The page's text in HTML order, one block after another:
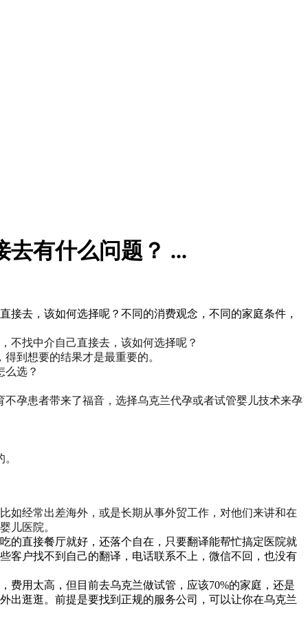
有什么问题？ ...
去，该如何选择呢？不同的消费观念，不同的家庭条件，
不找中介自己直接去，该如何选择呢？
到想要的结果才是最重要的。
么选？
孕患者带来了福音，选择乌克兰代孕或者试管婴儿技术来孕
如经常出差海外，或是长期从事外贸工作，对他们来讲和在
儿医院。
的直接餐厅就好，还落个自在，只要翻译能帮忙搞定医院就
客户找不到自己的翻译，电话联系不上，微信不回，也没有
费用太高，但目前去乌克兰做试管，应该70%的家庭，还是
出逛逛。前提是要找到正规的服务公司，可以让你在乌克兰